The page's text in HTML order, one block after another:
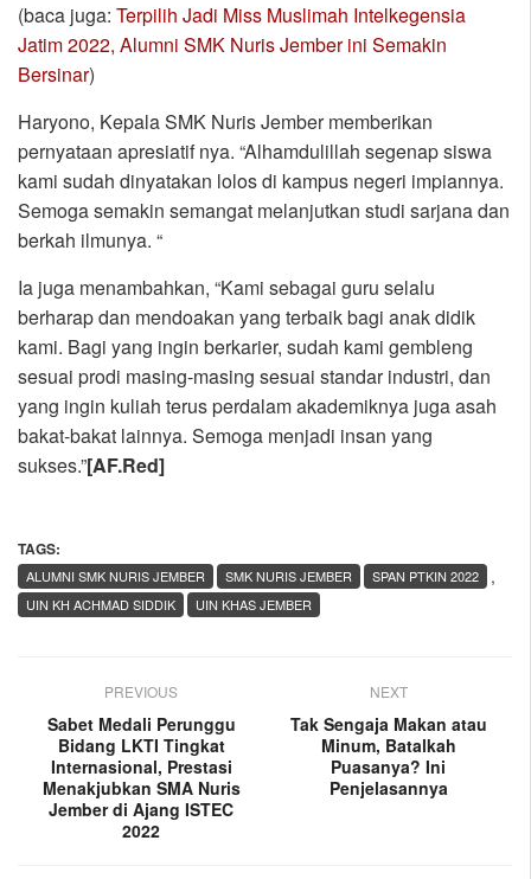
(baca juga: Terpilih Jadi Miss Muslimah Intelkegensia
Jatim 2022, Alumni SMK Nuris Jember ini Semakin
Bersinar)
Haryono, Kepala SMK Nuris Jember memberikan
pernyataan apresiatif nya. “Alhamdulillah segenap siswa
kami sudah dinyatakan lolos di kampus negeri impiannya.
Semoga semakin semangat melanjutkan studi sarjana dan
berkah ilmunya. “
Ia juga menambahkan, “Kami sebagai guru selalu
berharap dan mendoakan yang terbaik bagi anak didik
kami. Bagi yang ingin berkarier, sudah kami gembleng
sesuai prodi masing-masing sesuai standar industri, dan
yang ingin kuliah terus perdalam akademiknya juga asah
bakat-bakat lainnya. Semoga menjadi insan yang
sukses.”[AF.Red]
TAGS:
,
ALUMNI SMK NURIS JEMBER SMK NURIS JEMBER
SPAN PTKIN 2022
UIN KH ACHMAD SIDDIK
UIN KHAS JEMBER
PREVIOUS
Sabet Medali Perunggu
Bidang LKTI Tingkat
Internasional, Prestasi
Menakjubkan SMA Nuris
Jember di Ajang ISTEC
2022
NEXT
Tak Sengaja Makan atau
Minum, Batalkah
Puasanya? Ini
Penjelasannya